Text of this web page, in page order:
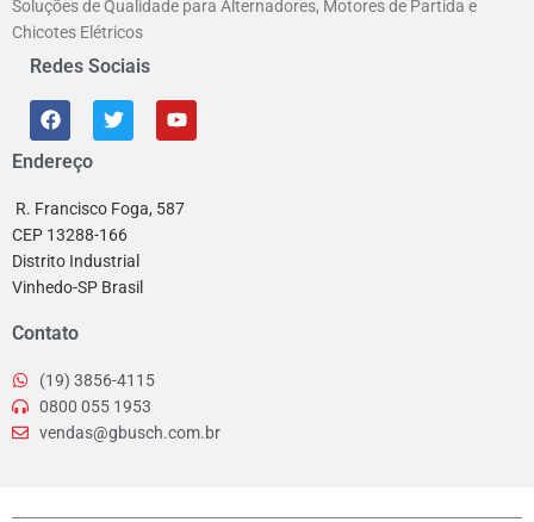
Soluções de Qualidade para Alternadores, Motores de Partida e
Chicotes Elétricos
Redes Sociais
Endereço
R. Francisco Foga, 587
CEP 13288-166
Distrito Industrial
Vinhedo-SP Brasil
Contato
(19) 3856-4115
0800 055 1953
vendas@gbusch.com.br